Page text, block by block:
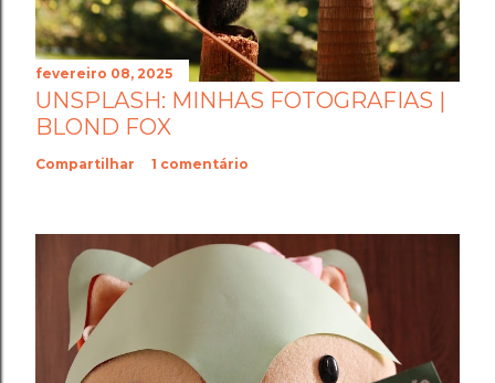
fevereiro 08, 2025
UNSPLASH: MINHAS FOTOGRAFIAS |
BLOND FOX
Compartilhar 1 comentário